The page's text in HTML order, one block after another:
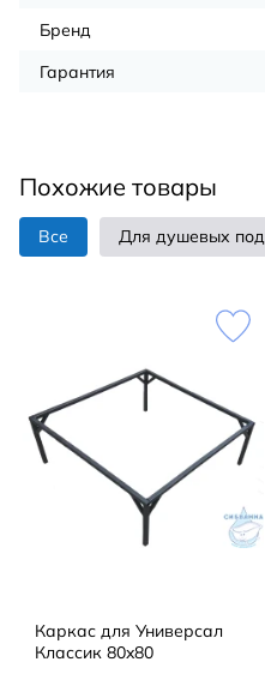
Бренд
Гарантия
Похожие товары
Все Для душевых
Каркас для Универсал
Классик 80x80